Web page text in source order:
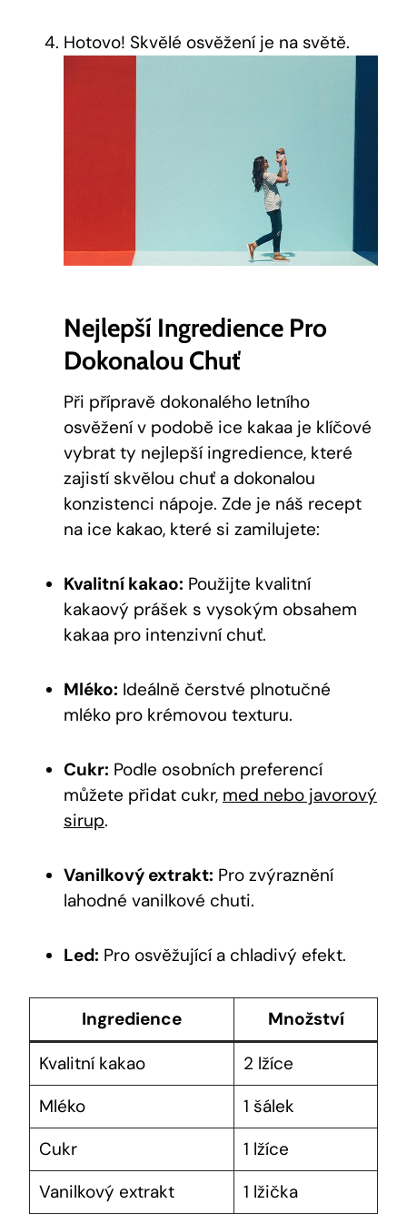
Hotovo! Skvělé osvěžení je na světě.
Nejlepší​ Ingredience Pro
Dokonalou Chuť
Při přípravě dokonalého letního⁢
osvěžení​ v podobě ice ​kakaa je klíčové
vybrat ty nejlepší​ ingredience, které
zajistí skvělou chuť ⁣a dokonalou
konzistenci nápoje. Zde⁣ je náš recept
na ice kakao, které si zamilujete:
Kvalitní kakao: Použijte ​kvalitní
kakaový prášek s vysokým obsahem
kakaa pro​ intenzivní chuť.
Mléko: Ideálně čerstvé plnotučné
mléko pro ‍krémovou texturu.
Cukr: Podle ⁢osobních preferencí
můžete přidat cukr, med nebo ⁣javorový
sirup.
Vanilkový ⁢extrakt: Pro ‌zvýraznění
lahodné vanilkové chuti.
Led: Pro osvěžující a chladivý ⁢efekt.
Ingredience
Množství
Kvalitní kakao
2 lžíce
Mléko
1 šálek
Cukr
1 lžíce
Vanilkový extrakt
1 lžička